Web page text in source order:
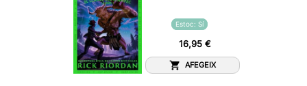
Estoc: Sí
16,95 €
AFEGEIX